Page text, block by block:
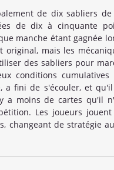
de dix sabliers
de dix à cinquante
manche étant gagnée
original, mais les
des sabliers pour
conditions
a fini de s'écouler, et
a moins de cartes qu'il
Les joueurs
changeant de stratégie